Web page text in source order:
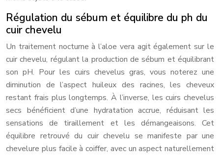
Régulation du sébum et équilibre du ph du
cuir chevelu
Un traitement nocturne à l’aloe vera agit également sur le
cuir chevelu, régulant la production de sébum et équilibrant
son pH. Pour les cuirs chevelus gras, vous noterez une
diminution de l’aspect huileux des racines, les cheveux
restant frais plus longtemps. À l’inverse, les cuirs chevelus
secs bénéficient d’une hydratation accrue, réduisant les
sensations de tiraillement et les démangeaisons. Cet
équilibre retrouvé du cuir chevelu se manifeste par une
chevelure plus facile à coiffer, avec un aspect naturellement